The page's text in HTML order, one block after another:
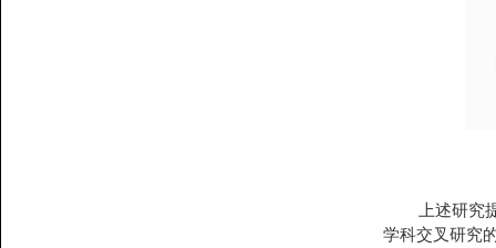
上述研究提
学科交叉研究